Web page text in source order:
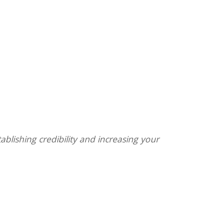
credibility and increasing your